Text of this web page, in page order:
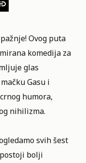
Ovog puta
komedija za
glas
Gasu i
humora,
nihilizma.
svih šest
bolji